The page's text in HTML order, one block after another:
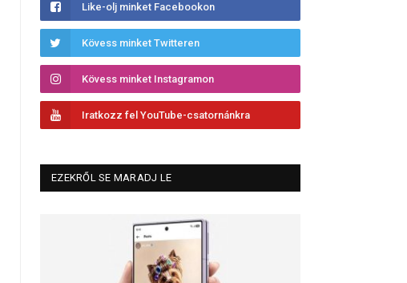
Like-olj minket Facebookon
Kövess minket Twitteren
Kövess minket Instagramon
Iratkozz fel YouTube-csatornánkra
EZEKRŐL SE MARADJ LE